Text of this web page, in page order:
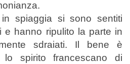
spiaggia si sono sentiti
e hanno ripulito la parte in
sdraiati. Il bene è
spirito francescano di